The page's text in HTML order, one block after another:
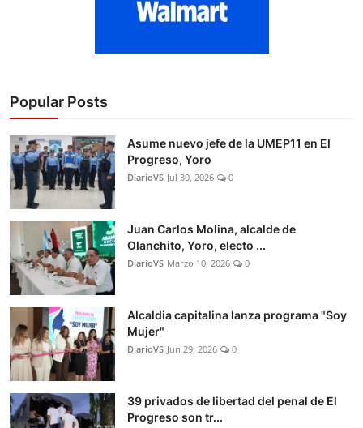
Popular Posts
Asume nuevo jefe de la UMEP11 en El
Progreso, Yoro
DiarioVS Jul 30, 2026 0
Juan Carlos Molina, alcalde de
Olanchito, Yoro, electo ...
DiarioVS Marzo 10, 2026 0
Alcaldia capitalina lanza programa "Soy
Mujer"
DiarioVS Jun 29, 2026 0
39 privados de libertad del penal de El
Progreso son tr...